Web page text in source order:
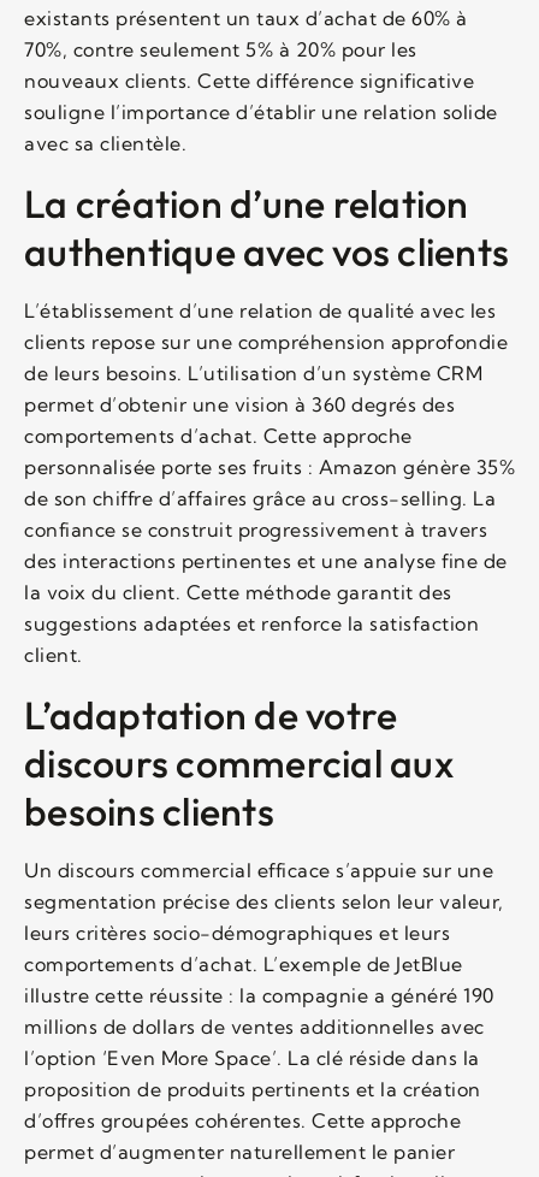
existants présentent un taux d’achat de 60% à
70%, contre seulement 5% à 20% pour les
nouveaux clients. Cette différence significative
souligne l’importance d’établir une relation solide
avec sa clientèle.
La création d’une relation
authentique avec vos clients
L’établissement d’une relation de qualité avec les
clients repose sur une compréhension approfondie
de leurs besoins. L’utilisation d’un système CRM
permet d’obtenir une vision à 360 degrés des
comportements d’achat. Cette approche
personnalisée porte ses fruits : Amazon génère 35%
de son chiffre d’affaires grâce au cross-selling. La
confiance se construit progressivement à travers
des interactions pertinentes et une analyse fine de
la voix du client. Cette méthode garantit des
suggestions adaptées et renforce la satisfaction
client.
L’adaptation de votre
discours commercial aux
besoins clients
Un discours commercial efficace s’appuie sur une
segmentation précise des clients selon leur valeur,
leurs critères socio-démographiques et leurs
comportements d’achat. L’exemple de JetBlue
illustre cette réussite : la compagnie a généré 190
millions de dollars de ventes additionnelles avec
l’option ‘Even More Space’. La clé réside dans la
proposition de produits pertinents et la création
d’offres groupées cohérentes. Cette approche
permet d’augmenter naturellement le panier